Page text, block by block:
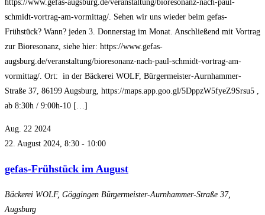
https://www.gefas-augsburg.de/veranstaltung/bioresonanz-nach-paul-
schmidt-vortrag-am-vormittag/. Sehen wir uns wieder beim gefas-
Frühstück? Wann? jeden 3. Donnerstag im Monat. Anschließend mit Vortrag
zur Bioresonanz, siehe hier: https://www.gefas-
augsburg.de/veranstaltung/bioresonanz-nach-paul-schmidt-vortrag-am-
vormittag/. Ort: in der Bäckerei WOLF, Bürgermeister-Aurnhammer-
Straße 37, 86199 Augsburg, https://maps.app.goo.gl/5DppzW5fyeZ9Srsu5 ,
ab 8:30h / 9:00h-10 […]
Aug. 22 2024
22. August 2024, 8:30 - 10:00
gefas-Frühstück im August
Bäckerei WOLF, Göggingen Bürgermeister-Aurnhammer-Straße 37,
Augsburg